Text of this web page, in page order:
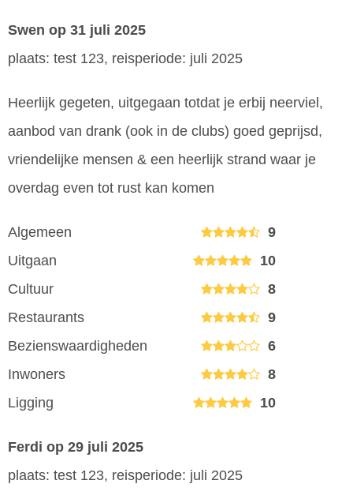
Swen op 31 juli 2025
plaats: test 123, reisperiode: juli 2025
Heerlijk gegeten, uitgegaan totdat je erbij neerviel,
aanbod van drank (ook in de clubs) goed geprijsd,
vriendelijke mensen & een heerlijk strand waar je
overdag even tot rust kan komen
Algemeen
9
Uitgaan
10
Cultuur
8
Restaurants
9
Bezienswaardigheden
6
Inwoners
8
Ligging
10
Ferdi op 29 juli 2025
plaats: test 123, reisperiode: juli 2025